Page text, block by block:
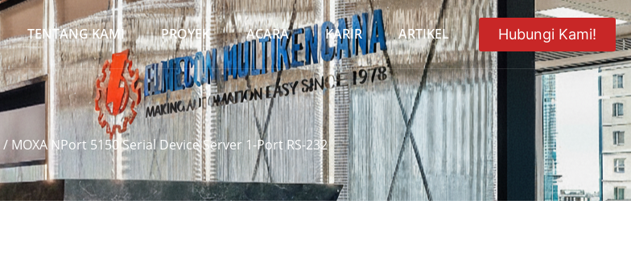
TENTANG KAMI PROYEK ACARA KARIR ARTIKEL Hubungi Kami!
/ MOXA NPort 5150 Serial Device Server 1-Port RS-232